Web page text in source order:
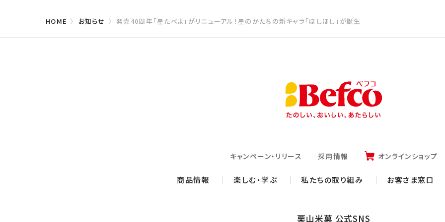
HOME お知らせ 発売40周年「星たべよ」がリニューアル！星のかたちの新キャラ「ほしほし」が誕生
キャンペーン・リリース 採用情報 オンラインショップ
商品情報 楽しむ・学ぶ 私たちの取り組み お客さま窓口
栗山米菓 公式SNS